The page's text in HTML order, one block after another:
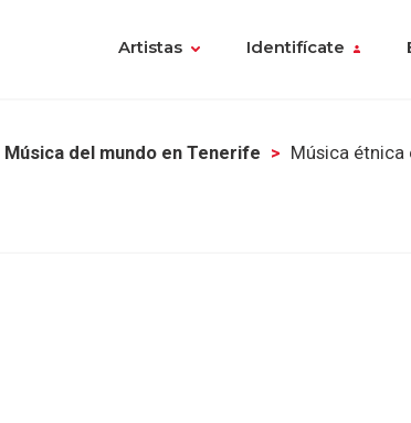
Artistas Identifícate
Música del mundo en Tenerife Música étnica